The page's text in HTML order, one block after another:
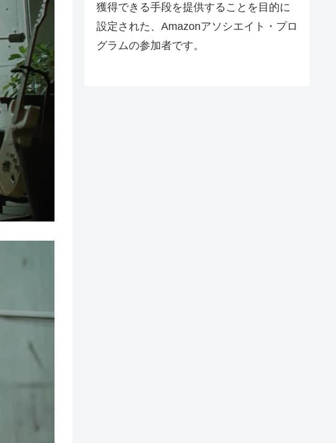
獲得できる手段を提供することを目的に
設定された、Amazonアソシエイト・プロ
グラムの参加者です。